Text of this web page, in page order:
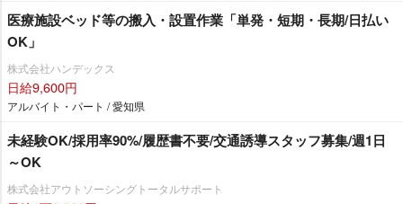
医療施設ベッド等の搬入・設置作業「単発・短期・長期/日払い
OK」
株式会社ハンデックス
日給9,600円
アルバイト・パート / 愛知県
未経験OK/採用率90%/履歴書不要/交通誘導スタッフ募集/週1日
～OK
株式会社アウトソーシングトータルサポート